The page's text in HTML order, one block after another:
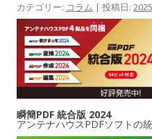
カテゴリー: コラム | 投稿日:
瞬簡PDF 統合版 2024
アンテナハウスPDFソフトの